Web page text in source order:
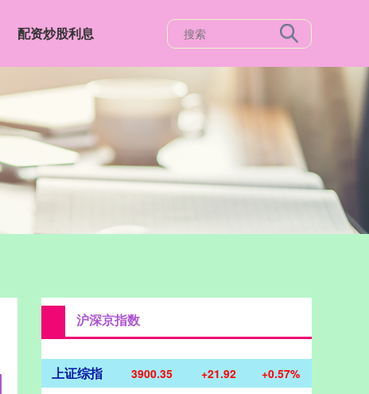
配资炒股利息
沪深京指数
上证综指 3900.35 +21.92 +0.57%